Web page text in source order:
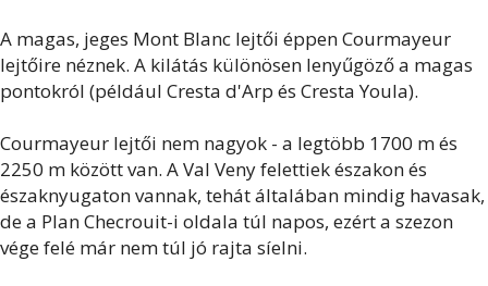
A magas, jeges Mont Blanc lejtői éppen Courmayeur
lejtőire néznek. A kilátás különösen lenyűgöző a magas
pontokról (például Cresta d'Arp és Cresta Youla).
Courmayeur lejtői nem nagyok - a legtöbb 1700 m és
2250 m között van. A Val Veny felettiek északon és
északnyugaton vannak, tehát általában mindig havasak,
de a Plan Checrouit-i oldala túl napos, ezért a szezon
vége felé már nem túl jó rajta síelni.